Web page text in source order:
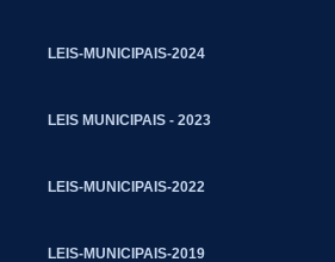
LEIS-MUNICIPAIS-2024
LEIS MUNICIPAIS - 2023
LEIS-MUNICIPAIS-2022
LEIS-MUNICIPAIS-2019